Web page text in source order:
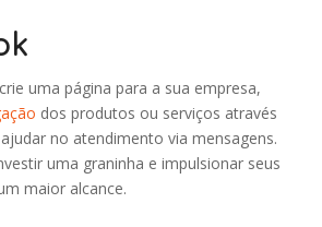
uma página para a sua empresa,
dos produtos ou serviços através
no atendimento via mensagens.
uma graninha e impulsionar seus
maior alcance.